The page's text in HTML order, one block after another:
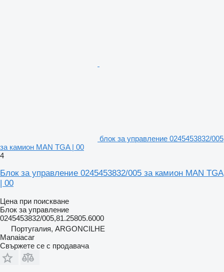
блок за управление 0245453832/005
за камион MAN TGA | 00
4
Блок за управление 0245453832/005 за камион MAN TGA
| 00
Цена при поискване
Блок за управление
0245453832/005,81.25805.6000
Португалия, ARGONCILHE
Manaiacar
Свържете се с продавача